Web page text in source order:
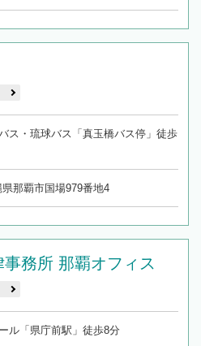
ス・琉球バス「真玉橋バス停」徒歩
那覇市国場979番地4
務所 那覇オフィス
ル「県庁前駅」徒歩8分